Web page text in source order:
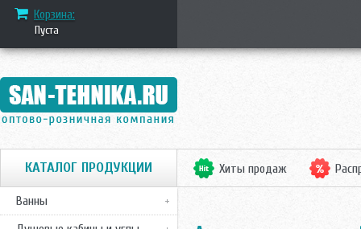
Корзина:
Пуста
КАТАЛОГ ПРОДУКЦИИ
Ванны
Хиты продаж